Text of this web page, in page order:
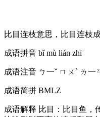
比目连枝意思，比目连枝
成语拼音 bǐ mù lián zhī
成语注音 ㄅ一ˇ ㄇㄨˋ ㄌ一
成语简拼 BMLZ
成语解释 比目：比目鱼，